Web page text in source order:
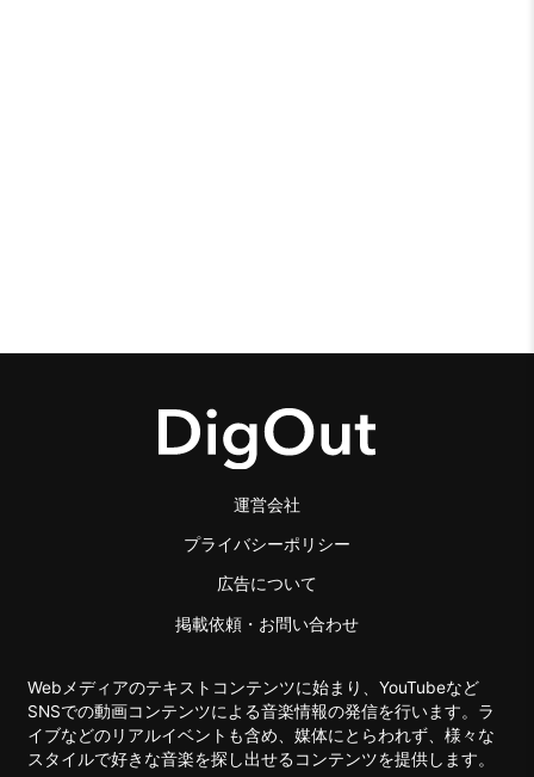
運営会社
プライバシーポリシー
広告について
掲載依頼・お問い合わせ
Webメディアのテキストコンテンツに始まり、YouTubeなど
SNSでの動画コンテンツによる音楽情報の発信を行います。ラ
イブなどのリアルイベントも含め、媒体にとらわれず、様々な
スタイルで好きな音楽を探し出せるコンテンツを提供します。